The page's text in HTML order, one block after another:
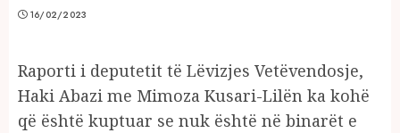
16/02/2023
Raporti i deputetit të Lëvizjes Vetëvendosje,
Haki Abazi me Mimoza Kusari-Lilën ka kohë
që është kuptuar se nuk është në binarët e